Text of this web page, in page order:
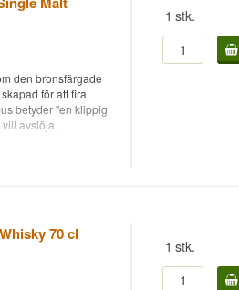
den bronsfärgade
för att fira
betyder "en klippig
avslöja.
Där
mogna parallellt i
- som var och en
1 stk.
70 cl
1 stk.